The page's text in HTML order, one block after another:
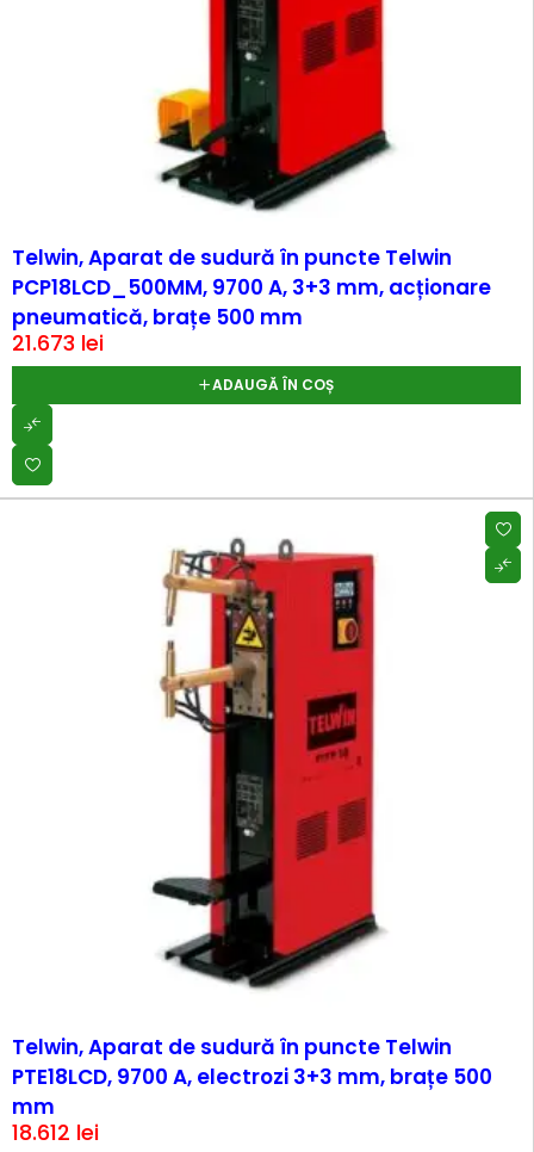
Telwin, Aparat de sudură în puncte Telwin
PCP18LCD_500MM, 9700 A, 3+3 mm, acționare
pneumatică, brațe 500 mm
21.673 lei
ADAUGĂ ÎN COȘ
Telwin, Aparat de sudură în puncte Telwin
PTE18LCD, 9700 A, electrozi 3+3 mm, brațe 500
mm
18.612 lei